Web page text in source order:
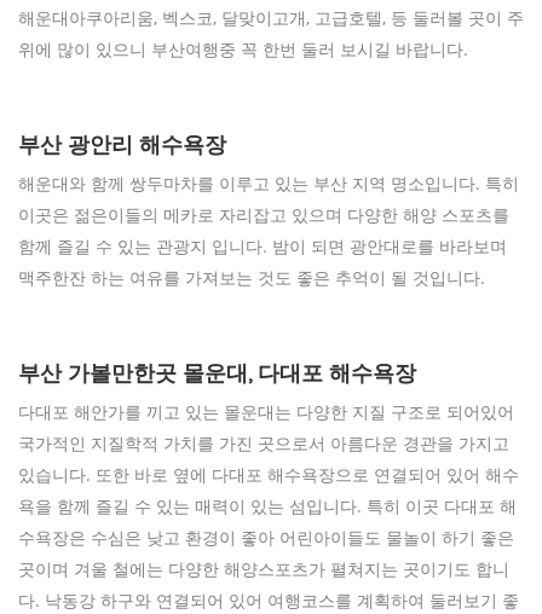
해운대아쿠아리움, 벡스코, 달맞이고개, 고급호텔, 등 둘러볼 곳이 주
위에 많이 있으니 부산여행중 꼭 한번 둘러 보시길 바랍니다.
부산 광안리 해수욕장
해운대와 함께 쌍두마차를 이루고 있는 부산 지역 명소입니다. 특히
이곳은 젊은이들의 메카로 자리잡고 있으며 다양한 해양 스포츠를
함께 즐길 수 있는 관광지 입니다. 밤이 되면 광안대로를 바라보며
맥주한잔 하는 여유를 가져보는 것도 좋은 추억이 될 것입니다.
부산 가볼만한곳 몰운대, 다대포 해수욕장
다대포 해안가를 끼고 있는 몰운대는 다양한 지질 구조로 되어있어
국가적인 지질학적 가치를 가진 곳으로서 아름다운 경관을 가지고
있습니다. 또한 바로 옆에 다대포 해수욕장으로 연결되어 있어 해수
욕을 함께 즐길 수 있는 매력이 있는 섬입니다. 특히 이곳 다대포 해
수욕장은 수심은 낮고 환경이 좋아 어린아이들도 물놀이 하기 좋은
곳이며 겨울 철에는 다양한 해양스포츠가 펼쳐지는 곳이기도 합니
다. 낙동강 하구와 연결되어 있어 여행코스를 계획하여 둘러보기 좋